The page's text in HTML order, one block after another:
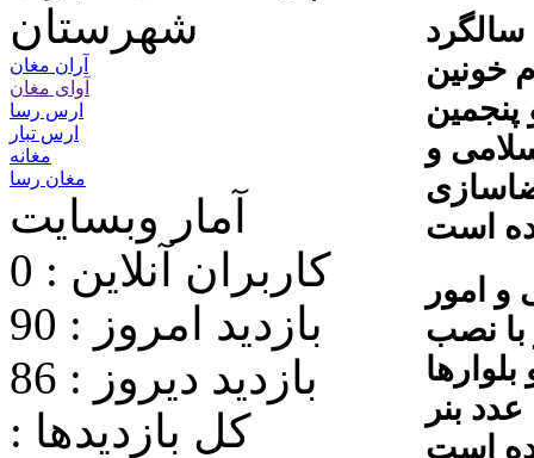
خونین
و
اقدام به فضاسازی
امور
نصب
و ریسه های سیاه، سیاه پوش شده و تعداد ۱۰ عدد بنر
شهرستان
آران مغان
آوای مغان
ارس رسا
ارس تبار
مغانه
مغان رسا
آمار وبسایت
کاربران آنلاین : 0
بازدید امروز : 90
بازدید دیروز : 86
کل بازدیدها :